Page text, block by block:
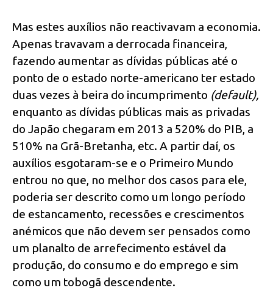
Mas estes auxílios não reactivavam a economia.
Apenas travavam a derrocada financeira,
fazendo aumentar as dívidas públicas até o
ponto de o estado norte-americano ter estado
duas vezes à beira do incumprimento (default),
enquanto as dívidas públicas mais as privadas
do Japão chegaram em 2013 a 520% do PIB, a
510% na Grã-Bretanha, etc. A partir daí, os
auxílios esgotaram-se e o Primeiro Mundo
entrou no que, no melhor dos casos para ele,
poderia ser descrito como um longo período
de estancamento, recessões e crescimentos
anémicos que não devem ser pensados como
um planalto de arrefecimento estável da
produção, do consumo e do emprego e sim
como um tobogã descendente.